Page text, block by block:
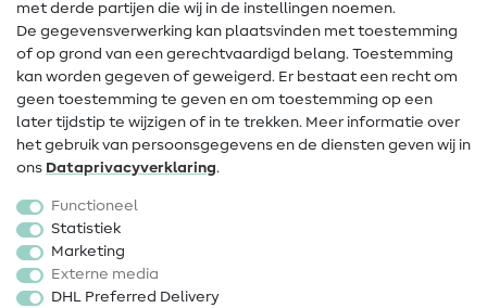
Wijziging van eigenaar
FAQ
Herroepingsrecht
Populair
Fournituren
Sale
met derde partijen die wij in de instellingen noemen.
De gegevensverwerking kan plaatsvinden met toestemming
of op grond van een gerechtvaardigd belang. Toestemming
kan worden gegeven of geweigerd. Er bestaat een recht om
geen toestemming te geven en om toestemming op een
later tijdstip te wijzigen of in te trekken. Meer informatie over
het gebruik van persoonsgegevens en de diensten geven wij in
ons Data­privacy­verklaring.
Functioneel
Statistiek
Marketing
Externe media
DHL Preferred Delivery